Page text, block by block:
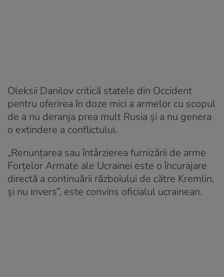
Oleksii Danilov critică statele din Occident
pentru oferirea în doze mici a armelor cu scopul
de a nu deranja prea mult Rusia și a nu genera
o extindere a conflictului.
„Renunțarea sau întârzierea furnizării de arme
Forțelor Armate ale Ucrainei este o încurajare
directă a continuării războiului de către Kremlin,
și nu invers”, este convins oficialul ucrainean.